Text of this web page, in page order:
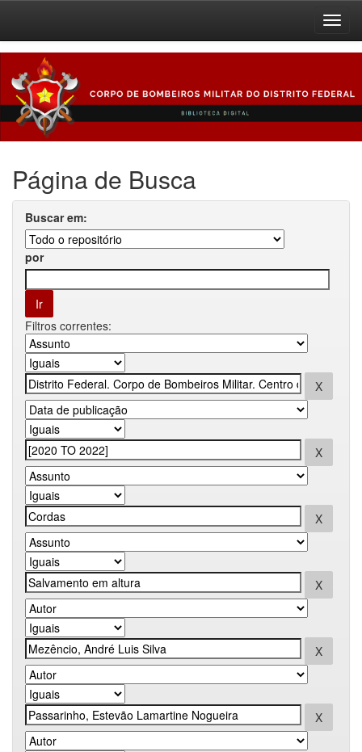
navigation
Página de Busca
Buscar em:
por
Filtros correntes: